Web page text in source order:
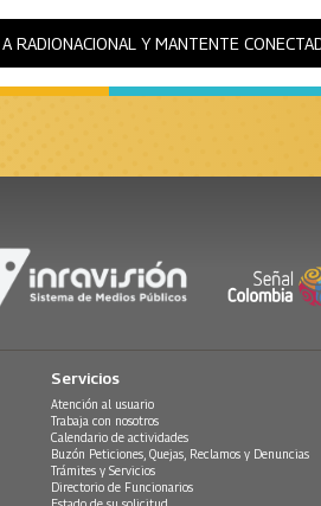
RADIONACIONAL Y MANTENTE
Servicios
Atención al usuario
Trabaja con nosotros
Calendario de actividades
Buzón Peticiones, Quejas, Reclamos y Denuncias
Trámites y Servicios
Directorio de Funcionarios